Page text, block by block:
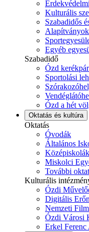
Kulturális
Szabadidős
Egyéb
Szabadidő
Ózd
Sportolási
Ózd a hét
Oktatás és kultúra
Oktatás
Óvodák
Általános
Középiskolák
Miskolci
További
Kulturális
Ózdi
Digitális
Nemzeti
Ózdi Városi
Erkel